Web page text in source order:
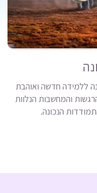
ללמידה חדשה ואוהבת
והמחשבות הנלוות
הנכונה.